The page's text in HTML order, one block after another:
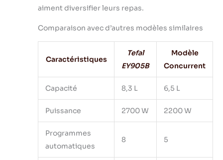
aiment diversifier leurs repas.
Comparaison avec d’autres modèles similaires
Caractéristiques
Tefal
EY905B
Modèle
Concurrent
Capacité 8,3 L 6,5 L
Puissance 2700 W 2200 W
Programmes
automatiques
8 5